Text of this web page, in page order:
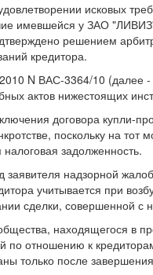
исковых
имевшейся у ЗАО
решением
кредитора.
N ВАС-3364/10 (далее
актов нижестоящих
договора купли-
поскольку на
задолженность.
надзорной
учитывается при
сделки, совершенной
находящегося в
по отношению к
только после